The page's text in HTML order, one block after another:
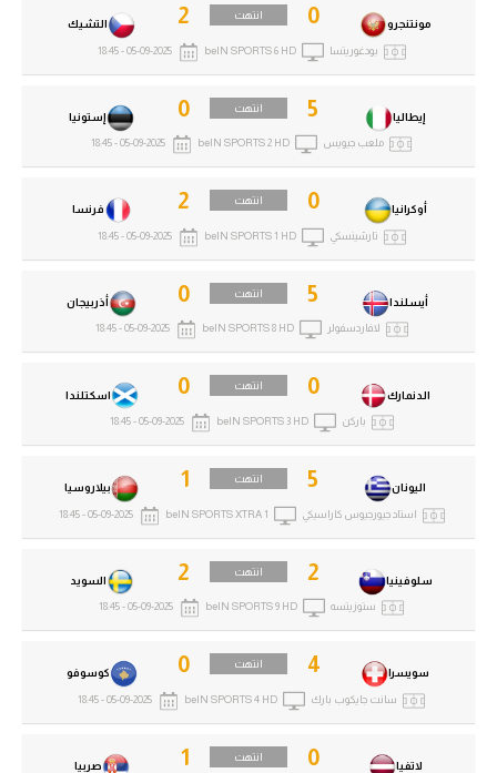
لاتفيا 0 انتهت
صربيا 1
سويسرا 4 انتهت
كوسوفو 0
سانت جايكوب بارك beIN SPORTS 4 HD
05-09-2025 - 18:45
سلوفينيا 2 انتهت
السويد 2
ستوزيتسه beIN SPORTS 9 HD
05-09-2025 - 18:45
اليونان 5 انتهت
بيلاروسيا 1
استاد جيورجيوس كاراسيكي beIN SPORTS XTRA 1
05-09-2025 - 18:45
الدنمارك 0 انتهت
اسكتلندا 0
باركن beIN SPORTS 3 HD
05-09-2025 - 18:45
أيسلندا 5 انتهت
أذربيجان 0
لافاردسفولر beIN SPORTS 8 HD
05-09-2025 - 18:45
أوكرانيا 0 انتهت
فرنسا 2
تارشينسكي beIN SPORTS 1 HD
05-09-2025 - 18:45
إيطاليا 5 انتهت
إستونيا 0
ملعب جيويس beIN SPORTS 2 HD
05-09-2025 - 18:45
مونتنجرو 0 انتهت
التشيك 2
بودغوريتسا beIN SPORTS 6 HD
05-09-2025 - 18:45